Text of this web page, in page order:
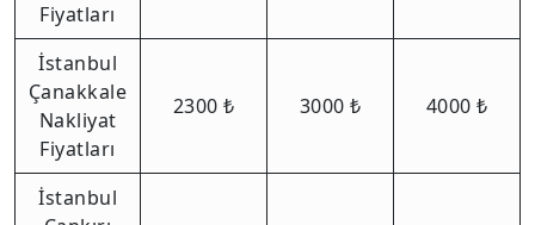
Fiyatları
İstanbul
Çanakkale
Nakliyat
Fiyatları
2300 ₺ 3000 ₺ 4000 ₺
İstanbul